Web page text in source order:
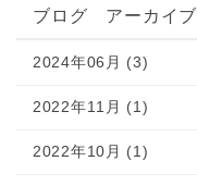
ブログ アーカイブ
2024年06月 (3)
2022年11月 (1)
2022年10月 (1)